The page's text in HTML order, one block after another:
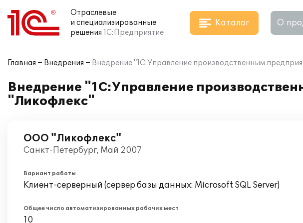
Отраслевые
и специализированные
решения 1С:Предприятие
Каталог О
Главная Внедрения Внедрение "1С:Управление производственным
Внедрение "1С:Управление
"Ликофлекс"
ООО "Ликофлекс"
Санкт-Петербург, Май 2007
Вариант работы
Клиент-серверный (сервер базы данных: Microsoft SQL Server)
Общее число автоматизированных рабочих мест
10